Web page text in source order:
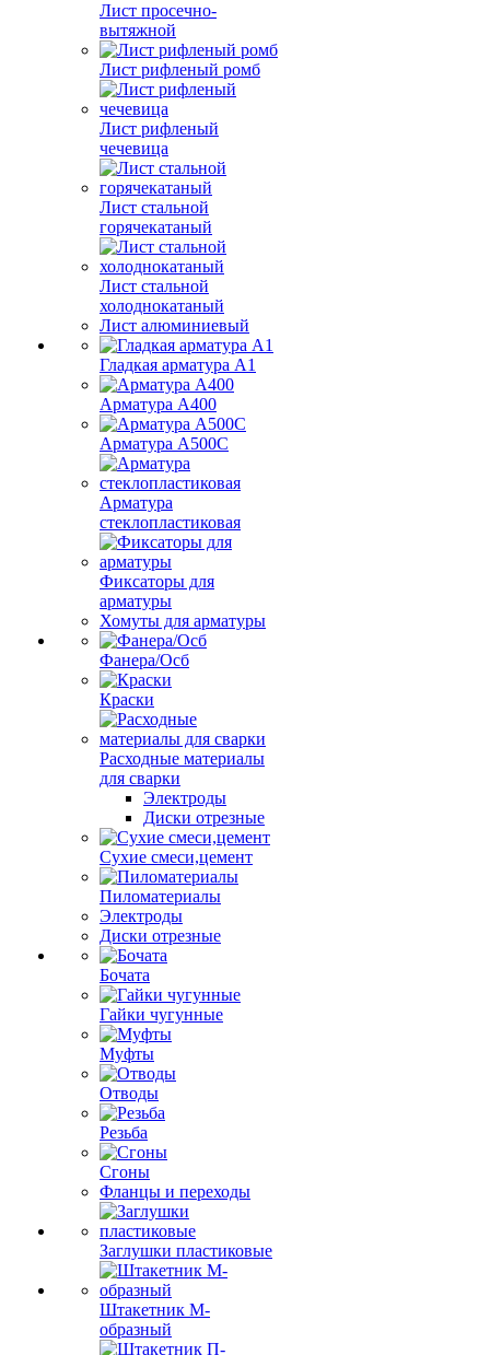
Лист просечно-
вытяжной
Лист рифленый ромб
Лист рифленый
чечевица
Лист стальной
горячекатаный
Лист стальной
холоднокатаный
Лист алюминиевый
Гладкая арматура А1
Арматура А400
Арматура A500C
Арматура
стеклопластиковая
Фиксаторы для
арматуры
Хомуты для арматуры
Фанера/Осб
Краски
Расходные материалы
для сварки
Электроды
Диски отрезные
Сухие смеси,цемент
Пиломатериалы
Электроды
Диски отрезные
Бочата
Гайки чугунные
Муфты
Отводы
Резьба
Сгоны
Фланцы и переходы
Заглушки пластиковые
Штакетник М-
образный